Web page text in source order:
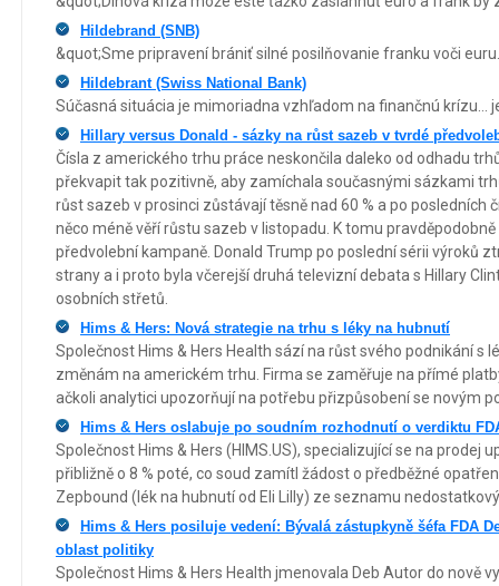
Hildebrand (SNB)
&quot;Sme pripravení brániť silné posilňovanie franku voči
Hildebrant (Swiss National Bank)
Súčasná situácia je mimoriadna vzhľadom na finančnú krízu...
Hillary versus Donald - sázky na růst sazeb v tvrdé
Čísla z amerického trhu práce neskončila daleko od odhadu
překvapit tak pozitivně, aby zamíchala současnými sázkami
růst sazeb v prosinci zůstávají těsně nad 60 % a po posledních
něco méně věří růstu sazeb v listopadu. K tomu
předvolební kampaně. Donald Trump po poslední sérii výroků
strany a i proto byla včerejší druhá televizní debata s Hillary
osobních střetů.
Hims & Hers: Nová strategie na trhu s léky na hubnutí
Společnost Hims & Hers Health sází na růst svého podnikání s
změnám na americkém trhu. Firma se zaměřuje na přímé
ačkoli analytici upozorňují na potřebu přizpůsobení se novým
Hims & Hers oslabuje po soudním rozhodnutí o verdiktu
Společnost Hims & Hers (HIMS.US), specializující se na prodej
přibližně o 8 % poté, co soud zamítl žádost o předběžné
Zepbound (lék na hubnutí od Eli Lilly) ze seznamu
Hims & Hers posiluje vedení: Bývalá zástupkyně šéfa FDA
oblast politiky
Společnost Hims & Hers Health jmenovala Deb Autor do nově